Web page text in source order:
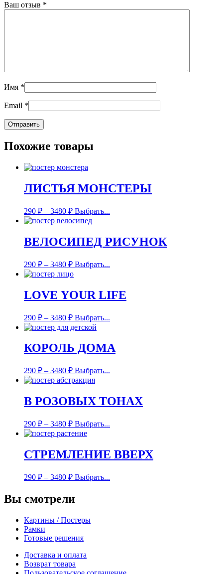
Ваш отзыв *
Имя *
Email *
Похожие товары
ЛИСТЬЯ МОНСТЕРЫ
290 ₽ – 3480 ₽ Выбрать...
ВЕЛОСИПЕД РИСУНОК
290 ₽ – 3480 ₽ Выбрать...
LOVE YOUR LIFE
290 ₽ – 3480 ₽ Выбрать...
КОРОЛЬ ДОМА
290 ₽ – 3480 ₽ Выбрать...
В РОЗОВЫХ ТОНАХ
290 ₽ – 3480 ₽ Выбрать...
СТРЕМЛЕНИЕ ВВЕРХ
290 ₽ – 3480 ₽ Выбрать...
Вы смотрели
Картины / Постеры
Рамки
Готовые решения
Доставка и оплата
Возврат товара